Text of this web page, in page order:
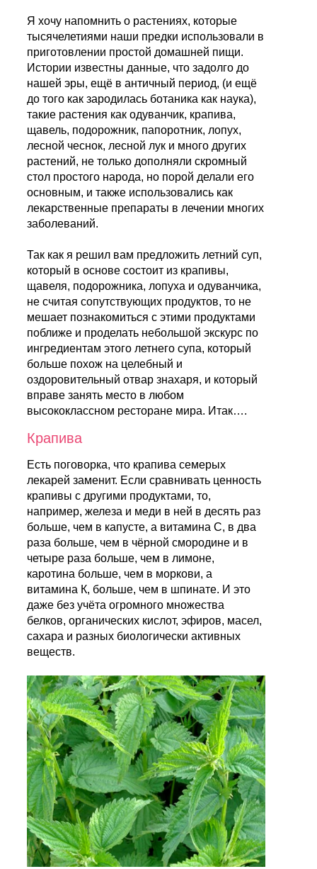
Я хочу напомнить о растениях, которые
тысячелетиями наши предки использовали в
приготовлении простой домашней пищи.
Истории известны данные, что задолго до
нашей эры, ещё в античный период, (и ещё
до того как зародилась ботаника как наука),
такие растения как одуванчик, крапива,
щавель, подорожник, папоротник, лопух,
лесной чеснок, лесной лук и много других
растений, не только дополняли скромный
стол простого народа, но порой делали его
основным, и также использовались как
лекарственные препараты в лечении многих
заболеваний.
Так как я решил вам предложить летний суп,
который в основе состоит из крапивы,
щавеля, подорожника, лопуха и одуванчика,
не считая сопутствующих продуктов, то не
мешает познакомиться с этими продуктами
поближе и проделать небольшой экскурс по
ингредиентам этого летнего супа, который
больше похож на целебный и
оздоровительный отвар знахаря, и который
вправе занять место в любом
высококлассном ресторане мира. Итак….
Крапива
Есть поговорка, что крапива семерых
лекарей заменит. Если сравнивать ценность
крапивы с другими продуктами, то,
например, железа и меди в ней в десять раз
больше, чем в капусте, а витамина С, в два
раза больше, чем в чёрной смородине и в
четыре раза больше, чем в лимоне,
каротина больше, чем в моркови, а
витамина К, больше, чем в шпинате. И это
даже без учёта огромного множества
белков, органических кислот, эфиров, масел,
сахара и разных биологически активных
веществ.